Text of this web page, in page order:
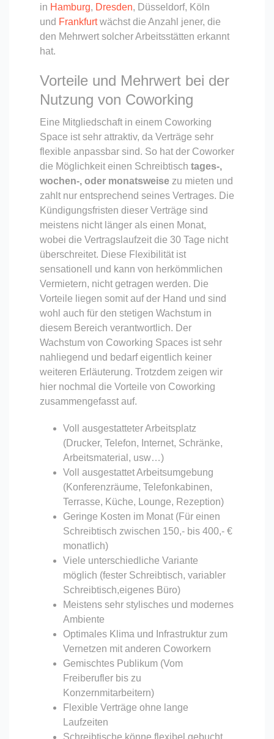
in Hamburg, Dresden, Düsseldorf, Köln
und Frankfurtwächst die Anzahl jener, die
den Mehrwert solcher Arbeitsstätten erkannt
hat.
Vorteile und Mehrwert bei der
Nutzung von Coworking
Eine Mitgliedschaft in einem Coworking
Space ist sehr attraktiv, da Verträge sehr
flexible anpassbar sind. So hat der Coworker
die Möglichkeit einen Schreibtisch tages-,
wochen-, oder monatsweise zu mieten und
zahlt nur entsprechend seines Vertrages. Die
Kündigungsfristen dieser Verträge sind
meistens nicht länger als einen Monat,
wobei die Vertragslaufzeit die 30 Tage nicht
überschreitet. Diese Flexibilität ist
sensationell und kann von herkömmlichen
Vermietern, nicht getragen werden. Die
Vorteile liegen somit auf der Hand und sind
wohl auch für den stetigen Wachstum in
diesem Bereich verantwortlich. Der
Wachstum von Coworking Spaces ist sehr
nahliegend und bedarf eigentlich keiner
weiteren Erläuterung. Trotzdem zeigen wir
hier nochmal die Vorteile von Coworking
zusammengefasst auf.
Voll ausgestatteter Arbeitsplatz
(Drucker, Telefon, Internet, Schränke,
Arbeitsmaterial, usw…)
Voll ausgestattet Arbeitsumgebung
(Konferenzräume, Telefonkabinen,
Terrasse, Küche, Lounge, Rezeption)
Geringe Kosten im Monat (Für einen
Schreibtisch zwischen 150,- bis 400,- €
monatlich)
Viele unterschiedliche Variante
möglich (fester Schreibtisch, variabler
Schreibtisch,eigenes Büro)
Meistens sehr stylisches und modernes
Ambiente
Optimales Klima und Infrastruktur zum
Vernetzen mit anderen Coworkern
Gemischtes Publikum (Vom
Freiberufler bis zu
Konzernmitarbeitern)
Flexible Verträge ohne lange
Laufzeiten